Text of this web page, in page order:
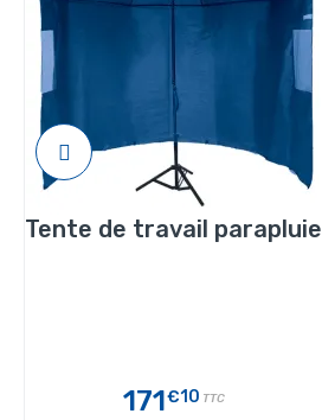
Tente de travail parapluie
171€10 TTC